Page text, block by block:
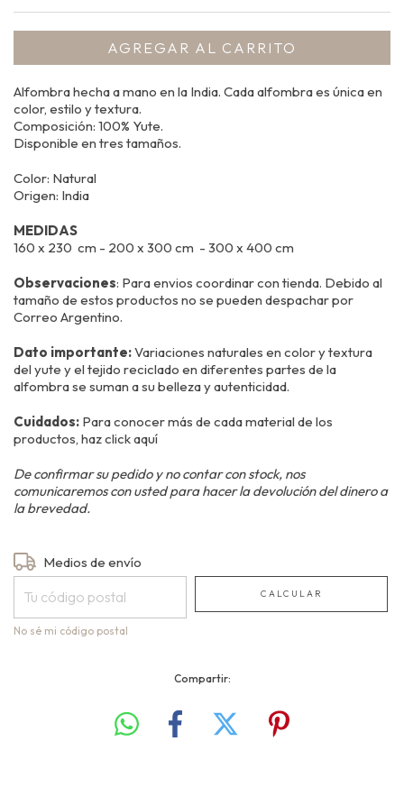
Alfombra hecha a mano en la India. Cada alfombra es única en
color, estilo y textura.
Composición: 100% Yute.
Disponible en tres tamaños.
Color: Natural
Origen: India
MEDIDAS
160 x 230 cm - 200 x 300 cm - 300 x 400 cm
Observaciones: Para envios coordinar con tienda. Debido al
tamaño de estos productos no se pueden despachar por
Correo Argentino.
Dato importante:Variaciones naturales en color y textura
del yute y el tejido reciclado en diferentes partes de la
alfombra se suman a su belleza y autenticidad.
Cuidados: Para conocer más de cada material de los
productos, hazclick aquí
De confirmar su pedido y no contar con stock, nos
comunicaremos con usted para hacer la devolución del dinero a
la brevedad.
Entregas para el CP:
Medios de envío
CALCULAR
No sé mi código postal
Compartir: